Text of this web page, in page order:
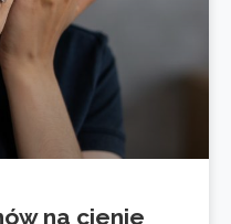
na cienie